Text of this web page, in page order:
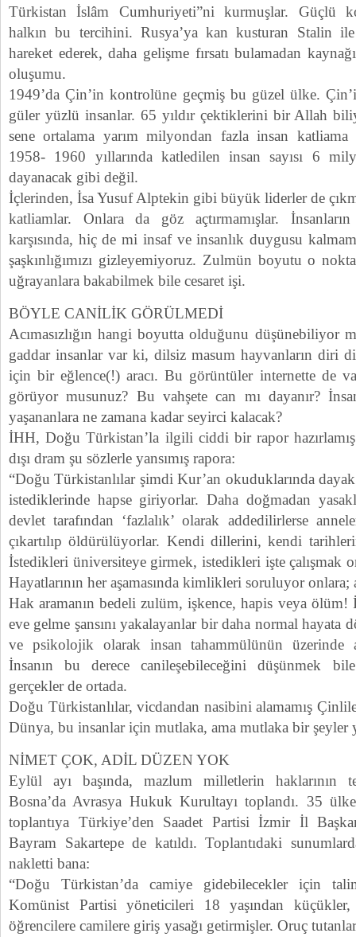
Türkistan İslâm Cumhuriyeti”ni kurmuşlar. Güçlü
halkın bu tercihini. Rusya’ya kan kusturan Stalin
hareket ederek, daha gelişme fırsatı bulamadan
oluşumu.
1949’da Çin’in kontrolüne geçmiş bu güzel ülke.
güler yüzlü insanlar. 65 yıldır çektiklerini bir Allah
sene ortalama yarım milyondan fazla insan katliama
1958- 1960 yıllarında katledilen insan sayısı 6
dayanacak gibi değil.
İçlerinden, İsa Yusuf Alptekin gibi büyük liderler de
katliamlar. Onlara da göz açtırmamışlar. İnsanların
karşısında, hiç de mi insaf ve insanlık duygusu
şaşkınlığımızı gizleyemiyoruz. Zulmün boyutu o
uğrayanlara bakabilmek bile cesaret işi.
BÖYLE CANİLİK GÖRÜLMEDİ
Acımasızlığın hangi boyutta olduğunu düşünebiliyor
gaddar insanlar var ki, dilsiz masum hayvanların diri
için bir eğlence(!) aracı. Bu görüntüler internette de
görüyor musunuz? Bu vahşete can mı dayanır?
yaşananlara ne zamana kadar seyirci kalacak?
İHH, Doğu Türkistan’la ilgili ciddi bir rapor
dışı dram şu sözlerle yansımış rapora:
“Doğu Türkistanlılar şimdi Kur’an okuduklarında
istediklerinde hapse giriyorlar. Daha doğmadan
devlet tarafından ‘fazlalık’ olarak addedilirlerse
çıkartılıp öldürülüyorlar. Kendi dillerini, kendi
İstedikleri üniversiteye girmek, istedikleri işte çalışmak
Hayatlarının her aşamasında kimlikleri soruluyor
Hak aramanın bedeli zulüm, işkence, hapis veya ölüm!
eve gelme şansını yakalayanlar bir daha normal
ve psikolojik olarak insan tahammülünün üzerinde
İnsanın bu derece canileşebileceğini düşünmek
gerçekler de ortada.
Doğu Türkistanlılar, vicdandan nasibini alamamış
Dünya, bu insanlar için mutlaka, ama mutlaka bir şeyler
NİMET ÇOK, ADİL DÜZEN YOK
Eylül ayı başında, mazlum milletlerin haklarının
Bosna’da Avrasya Hukuk Kurultayı toplandı. 35
toplantıya Türkiye’den Saadet Partisi İzmir İl
Bayram Sakartepe de katıldı. Toplantıdaki
nakletti bana:
“Doğu Türkistan’da camiye gidebilecekler için
Komünist Partisi yöneticileri 18 yaşından
öğrencilere camilere giriş yasağı getirmişler. Oruç